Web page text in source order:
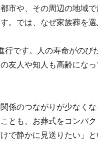
市や、その周辺の地域
。では、なぜ家族葬を
行です。人の寿命がのび
友人や知人も高齢にな
係のつながりが少なく
とも、お葬式をコンパ
で静かに見送りたい」